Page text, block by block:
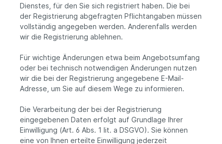
Dienstes, für den Sie sich registriert haben. Die bei
der Registrierung abgefragten Pflichtangaben müssen
vollständig angegeben werden. Anderenfalls werden
wir die Registrierung ablehnen.
Für wichtige Änderungen etwa beim Angebotsumfang
oder bei technisch notwendigen Änderungen nutzen
wir die bei der Registrierung angegebene E-Mail-
Adresse, um Sie auf diesem Wege zu informieren.
Die Verarbeitung der bei der Registrierung
eingegebenen Daten erfolgt auf Grundlage Ihrer
Einwilligung (Art. 6 Abs. 1 lit. a DSGVO). Sie können
eine von Ihnen erteilte Einwilligung jederzeit